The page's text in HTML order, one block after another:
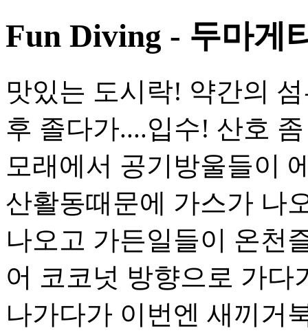
Fun Diving - 두마게
맛있는 도시락! 약간의
후 졸다가....입수! 산호
모래에서 공기방울들이
산활동때문에 가스가 나
나오고 가든일들이 온천
어 코코넛 방향으로 가
나가다가 이번엔 새끼거